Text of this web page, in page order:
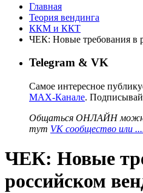
Главная
Теория вендинга
ККМ и ККТ
ЧЕК: Новые требования в
Telegram & VK
Самое интересное
MAX-Канале.
Общаться ОНЛАЙН
тут VK сообщество или
ЧЕК: Новые
российском